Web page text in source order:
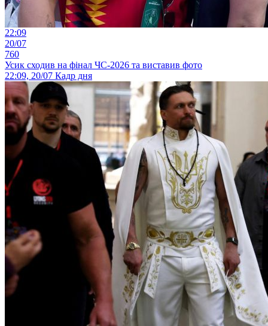
22:09
20/07
760
Усик сходив на фінал ЧС-2026 та виставив фото
22:09, 20/07 Кадр дня